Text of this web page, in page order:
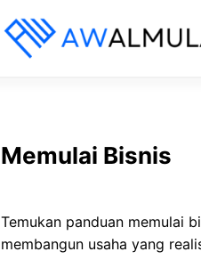
Memulai Bisnis
Temukan panduan memulai
membangun usaha yang